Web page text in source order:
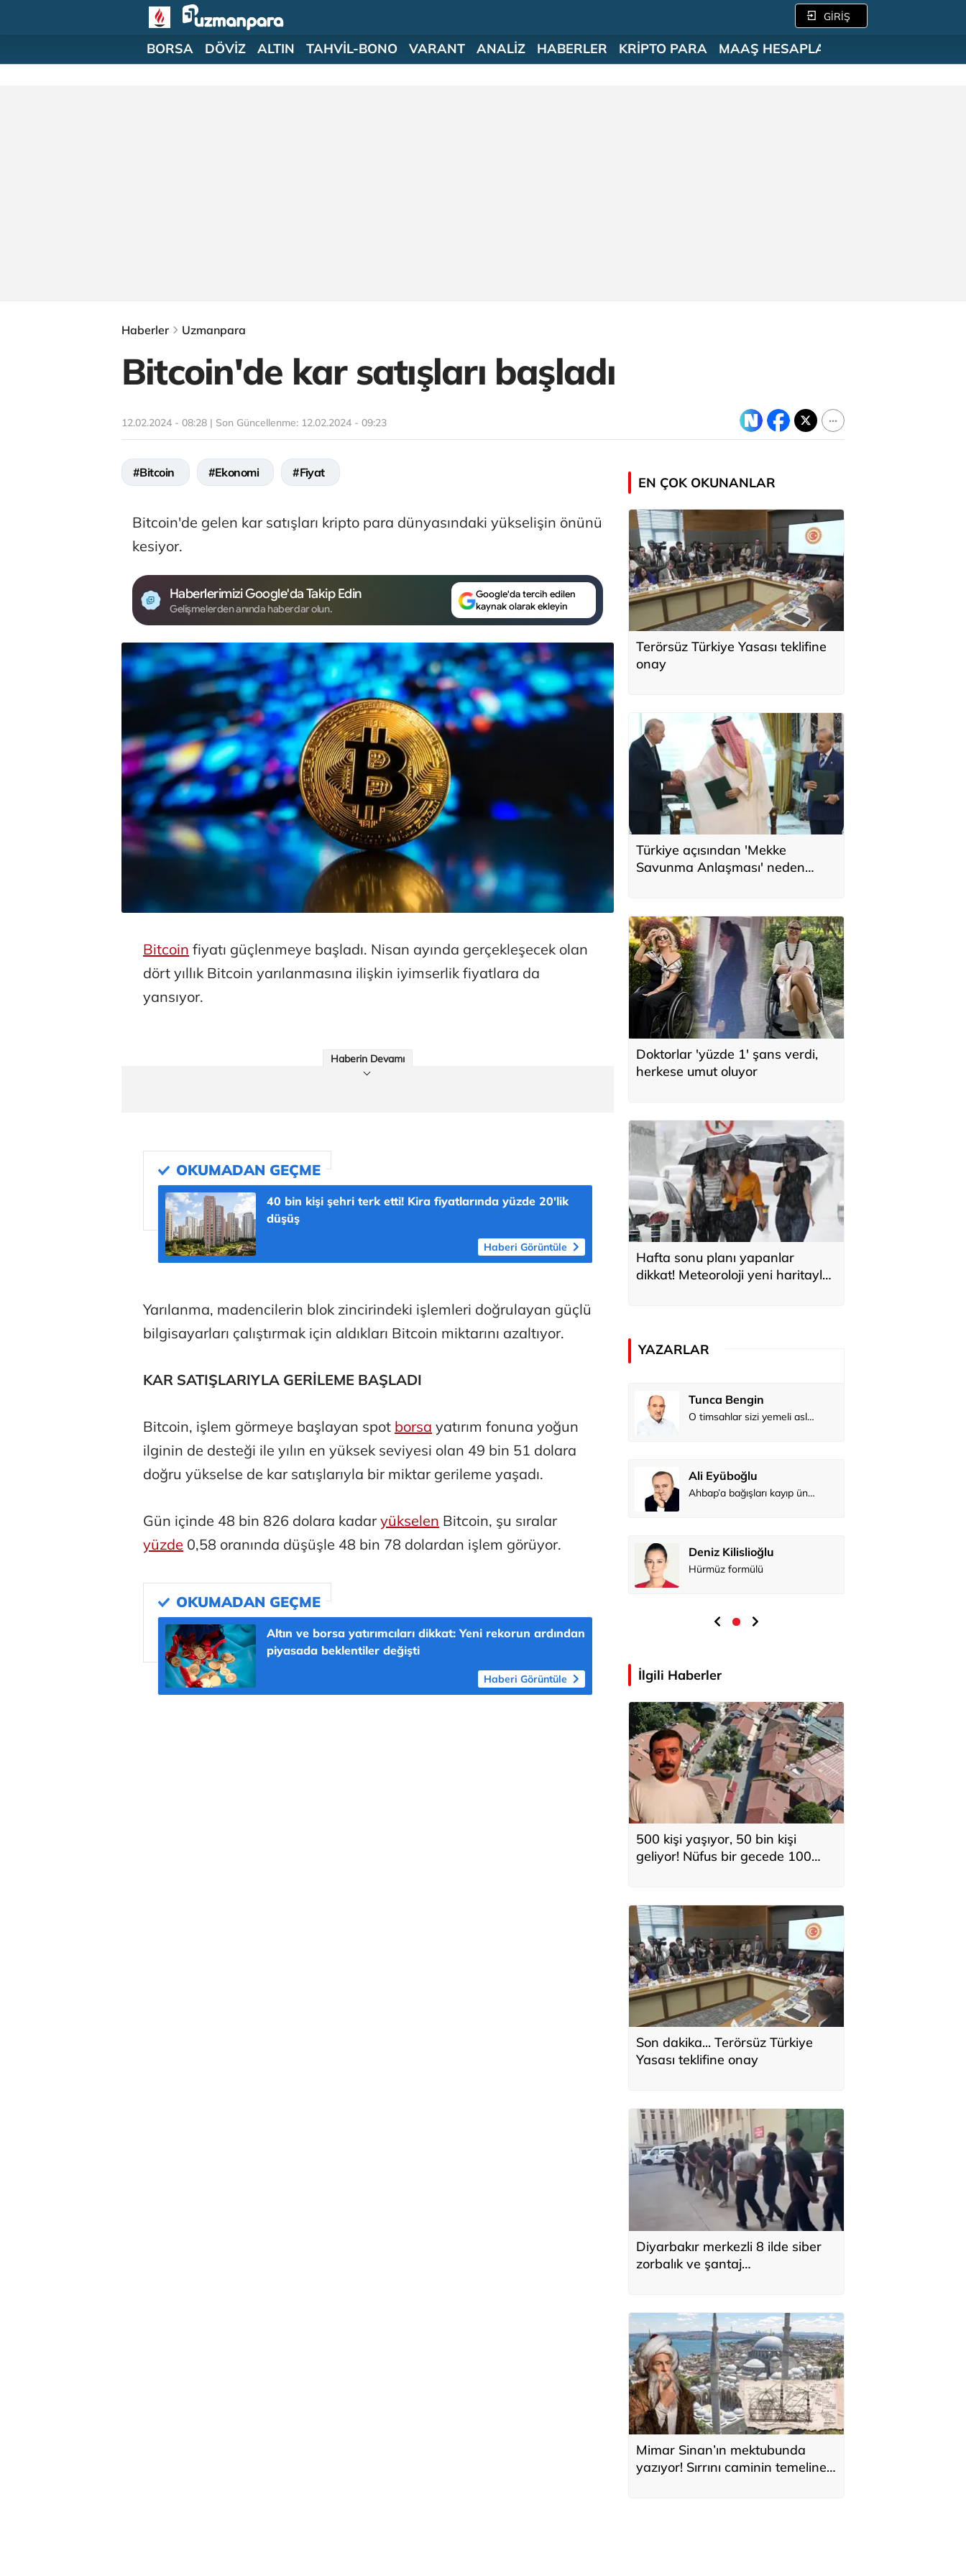
GİRİŞ
BORSA DÖVİZ ALTIN TAHVİL-BONO VARANT ANALİZ HABERLER KRİPTO PARA MAAŞ HESAPLAMA
Haberler Uzmanpara
Bitcoin'de kar satışları başladı
12.02.2024 - 08:28 | Son Güncellenme: 12.02.2024 - 09:23
#Bitcoin #Ekonomi #Fiyat
Bitcoin'de gelen kar satışları kripto para dünyasındaki yükselişin önünü
kesiyor.
Haberlerimizi Google'da Takip Edin
Gelişmelerden anında haberdar olun.
Google'da tercih edilen
kaynak olarak ekleyin
Bitcoin fiyatı güçlenmeye başladı. Nisan ayında gerçekleşecek olan
dört yıllık Bitcoin yarılanmasına ilişkin iyimserlik fiyatlara da
yansıyor.
Haberin Devamı
40 bin kişi şehri terk etti! Kira fiyatlarında yüzde 20'lik
düşüş
Haberi Görüntüle
Yarılanma, madencilerin blok zincirindeki işlemleri doğrulayan güçlü
bilgisayarları çalıştırmak için aldıkları Bitcoin miktarını azaltıyor.
KAR SATIŞLARIYLA GERİLEME BAŞLADI
Bitcoin, işlem görmeye başlayan spot borsa yatırım fonuna yoğun
ilginin de desteği ile yılın en yüksek seviyesi olan 49 bin 51 dolara
doğru yükselse de kar satışlarıyla bir miktar gerileme yaşadı.
Gün içinde 48 bin 826 dolara kadaryükselen Bitcoin, şu sıralar
yüzde 0,58 oranında düşüşle 48 bin 78 dolardan işlem görüyor.
Altın ve borsa yatırımcıları dikkat: Yeni rekorun ardından
piyasada beklentiler değişti
Haberi Görüntüle
EN ÇOK OKUNANLAR
Terörsüz Türkiye Yasası teklifine
onay
Türkiye açısından 'Mekke
Savunma Anlaşması' neden
Doktorlar 'yüzde 1' şans verdi,
herkese umut oluyor
Hafta sonu planı yapanlar
dikkat! Meteoroloji yeni haritayla
YAZARLAR
Ali Eyüboğlu
Deniz Kilislioğlu
Ali Eyüboğlu
Deniz Kilislioğlu
Tunca Bengin
O timsahlar sizi yemeli aslında!...
Ali Eyüboğlu
Ahbap’a bağışları kayıp ünlüler var
Deniz Kilislioğlu
Hürmüz formülü
İlgili Haberler
500 kişi yaşıyor, 50 bin kişi
geliyor! Nüfus bir gecede 100
Son dakika... Terörsüz Türkiye
Yasası teklifine onay
Diyarbakır merkezli 8 ilde siber
zorbalık ve şantaj
Mimar Sinan’ın mektubunda
yazıyor! Sırrını caminin temeline